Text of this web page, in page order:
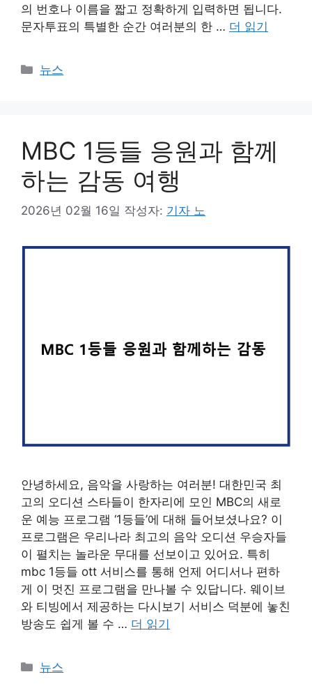
의 번호나 이름을 짧고 정확하게 입력하면 됩니다.
문자투표의 특별한 순간 여러분의 한 … 더 읽기
카
뉴스
MBC 1등들 응원과 함께
하는 감동 여행
2026년 02월 16일 작성자: 기자 노
안녕하세요, 음악을 사랑하는 여러분! 대한민국 최
고의 오디션 스타들이 한자리에 모인 MBC의 새로
운 예능 프로그램 ‘1등들’에 대해 들어보셨나요? 이
프로그램은 우리나라 최고의 음악 오디션 우승자들
이 펼치는 놀라운 무대를 선보이고 있어요. 특히
mbc 1등들 ott 서비스를 통해 언제 어디서나 편하
게 이 멋진 프로그램을 만나볼 수 있답니다. 웨이브
와 티빙에서 제공하는 다시보기 서비스 덕분에 놓친
방송도 쉽게 볼 수 … 더 읽기
카
뉴스